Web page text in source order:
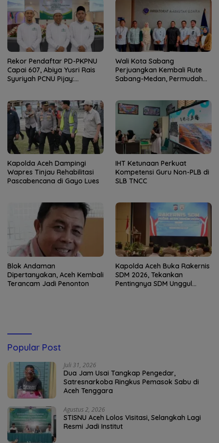
Rekor Pendaftar PD-PKPNU
Capai 607, Abiya Yusri Rais
Syuriyah PCNU Pijay:
Wali Kota Sabang
Perjuangkan Kembali Rute
Sabang-Medan, Permudah
Kapolda Aceh Dampingi
Wapres Tinjau Rehabilitasi
Pascabencana di Gayo Lues
IHT Ketunaan Perkuat
Kompetensi Guru Non-PLB di
SLB TNCC
Blok Andaman
Dipertanyakan, Aceh Kembali
Terancam Jadi Penonton
Kapolda Aceh Buka Rakernis
SDM 2026, Tekankan
Pentingnya SDM Unggul
Popular Post
Juli 31, 2026
Dua Jam Usai Tangkap Pengedar,
Satresnarkoba Ringkus Pemasok Sabu di
Aceh Tenggara
Agustus 2, 2026
STISNU Aceh Lolos Visitasi, Selangkah Lagi
Resmi Jadi Institut